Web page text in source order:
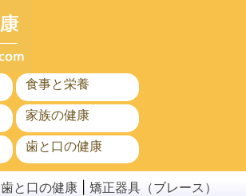
食事と栄養
家族の健康
歯と口の健康
公衆衛生
歯と口の健康 矯正器具（ブレース）